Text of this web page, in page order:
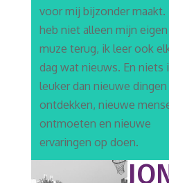
voor mij bijzonder maakt.
heb niet alleen mijn eigen
muze terug, ik leer ook
dag wat nieuws. En niets
leuker dan nieuwe dingen
ontdekken, nieuwe
ontmoeten en nieuwe
ervaringen op doen.